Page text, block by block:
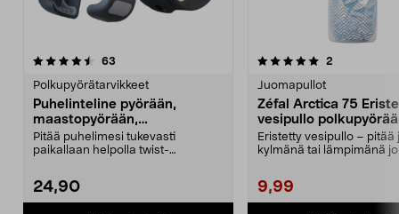
63
Polkupyörätarvikkeet
Puhelinteline pyörään,
maastopyörään,
sähköpotkulautaan,
yleismalli
Pitää puhelimesi tukevasti
paikallaan helpolla twist-
24,90
5.0 viidestä
2
Juomapullot
Zéfal Arctica 75
vesipullo
ml
Eristetty vesipullo – pitää
kylmänä tai lämpimänä
9,99
4.0 viidestä